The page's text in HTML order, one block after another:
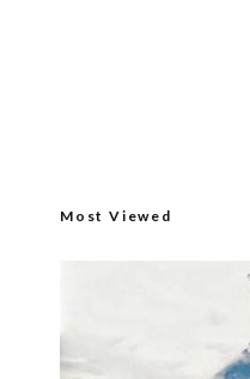
Most Viewed